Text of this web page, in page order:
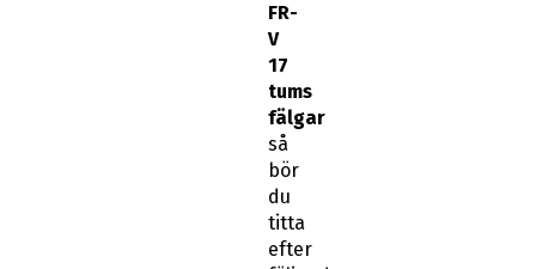
FR-
V
17
tums
fälgar
så
bör
du
titta
efter